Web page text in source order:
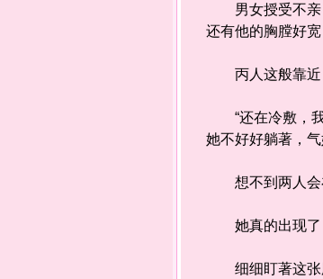
男女授受不亲，
还有他的胸膛好
丙人这般靠近
“还在冷敷，我
她不好好躺著，气
想不到两人会在
她真的出现了，
细细盯著这张脸